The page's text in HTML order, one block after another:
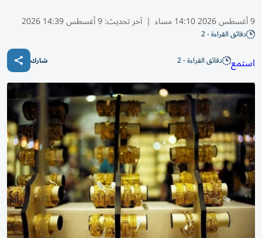
9 أغسطس 2026 14:10 مساء | آخر تحديث:9 أغسطس 14:39 2026
دقائق القراءة - 2
استمع دقائق القراءة - 2 شارك